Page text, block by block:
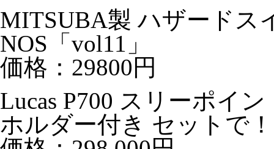
MITSUBA製 ハザードス
NOS「vol11」
価格：29800円
Lucas P700 スリーポイ
ホルダー付き セットで